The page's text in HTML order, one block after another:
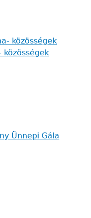
közösségek